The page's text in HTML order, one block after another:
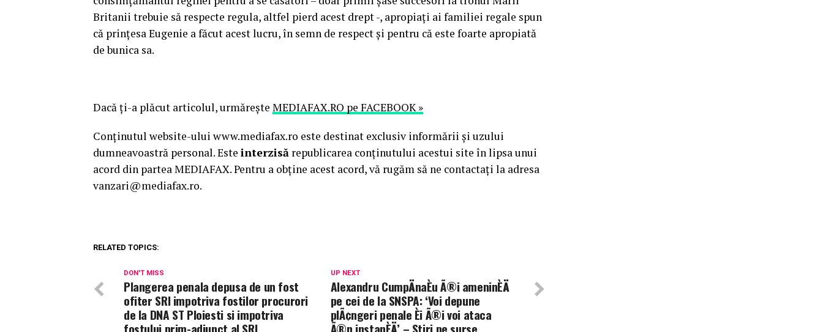
Britanii trebuie să respecte regula, altfel pierd acest drept -, apropiaţi ai familiei regale spun
că prinţesa Eugenie a făcut acest lucru, în semn de respect şi pentru că este foarte apropiată
de bunica sa.
Dacă ţi-a plăcut articolul, urmăreşte MEDIAFAX.RO pe FACEBOOK »
Conținutul website-ului www.mediafax.ro este destinat exclusiv informării și uzului
dumneavoastră personal. Este interzisă republicarea conținutului acestui site în lipsa unui
acord din partea MEDIAFAX. Pentru a obține acest acord, vă rugăm să ne contactați la adresa
vanzari@mediafax.ro.
RELATED TOPICS:
UP NEXT
Alexandru CumpÄnaÈu Ã®i ameninÈÄ
pe cei de la SNSPA: ‘Voi depune
plÃ¢ngeri penale Èi Ã®i voi ataca
DON'T MISS
Plangerea penala depusa de un fost
ofiter SRI impotriva fostilor procurori
de la DNA ST Ploiesti si impotriva